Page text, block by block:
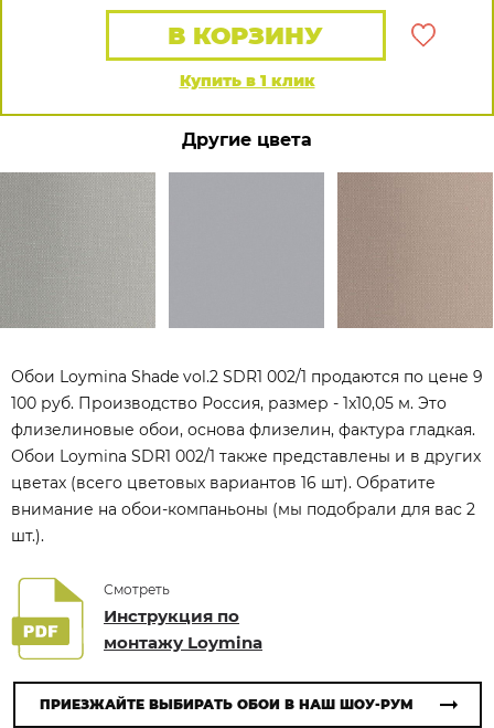
Купить в 1 клик
В КОРЗИНУ
Другие цвета
Обои Loymina Shade vol.2 SDR1 002/1 продаются по цене 9
100 руб. Производство Россия, размер - 1x10,05 м. Это
флизелиновые обои, основа флизелин, фактура гладкая.
Обои Loymina SDR1 002/1 также представлены и в других
цветах (всего цветовых вариантов 16 шт). Обратите
внимание на обои-компаньоны (мы подобрали для вас 2
шт.).
Смотреть
Инструкция по
монтажу Loymina
ПРИЕЗЖАЙТЕ ВЫБИРАТЬ ОБОИ В НАШ ШОУ-РУМ